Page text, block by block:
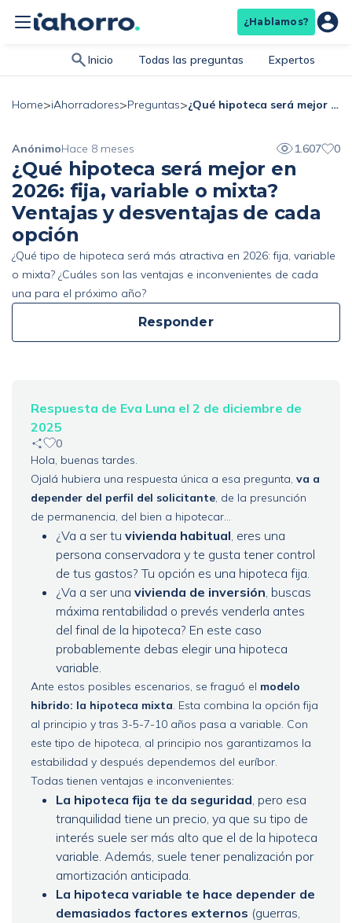
¿Hablamos?
Inicio Todas las preguntas Expertos
Home>iAhorradores>Preguntas> ¿Qué hipoteca será mejor en 2026: fija, variable o mixta? Ventajas y desventajas de cada opción
AnónimoHace 8 meses 1.607 0
¿Qué hipoteca será mejor en
2026: fija, variable o mixta?
Ventajas y desventajas de cada
opción
¿Qué tipo de hipoteca será más atractiva en 2026: fija, variable
o mixta? ¿Cuáles son las ventajas e inconvenientes de cada
una para el próximo año?
Responder
Respuesta de Eva Luna el 2 de diciembre de
2025
0
Hola, buenas tardes.
Ojalá hubiera una respuesta única a esa pregunta, va a
depender del perfil del solicitante, de la presunción
de permanencia, del bien a hipotecar...
¿Va a ser tu vivienda habitual, eres una
persona conservadora y te gusta tener control
de tus gastos? Tu opción es una hipoteca fija.
¿Va a ser una vivienda de inversión, buscas
máxima rentabilidad o prevés venderla antes
del final de la hipoteca? En este caso
probablemente debas elegir una hipoteca
variable.
Ante estos posibles escenarios, se fraguó el modelo
hibrido: la hipoteca mixta. Esta combina la opción fija
al principio y tras 3-5-7-10 años pasa a variable. Con
este tipo de hipoteca, al principio nos garantizamos la
estabilidad y después dependemos del euríbor.
Todas tienen ventajas e inconvenientes:
La hipoteca fija te da seguridad, pero esa
tranquilidad tiene un precio, ya que su tipo de
interés suele ser más alto que el de la hipoteca
variable. Además, suele tener penalización por
amortización anticipada.
La hipoteca variable te hace depender de
demasiados factores externos (guerras,